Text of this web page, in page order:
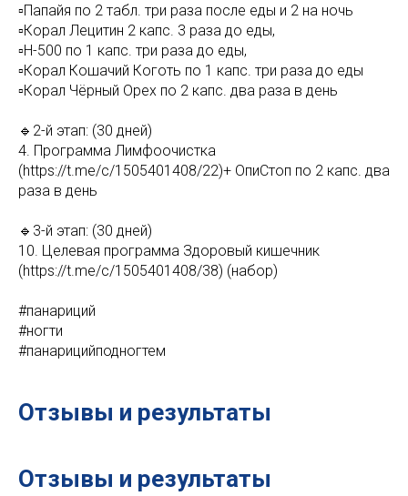
▫️Папайя по 2 табл. три раза после еды и 2 на ночь
▫️Корал Лецитин 2 капс. 3 раза до еды,
▫️Н-500 по 1 капс. три раза до еды,
▫️Корал Кошачий Коготь по 1 капс. три раза до еды
▫️Корал Чёрный Орех по 2 капс. два раза в день
🔹2-й этап: (30 дней)
4. Программа Лимфоочистка
(https://t.me/c/1505401408/22)+ ОпиСтоп по 2 капс. два
раза в день
🔹3-й этап: (30 дней)
10. Целевая программа Здоровый кишечник
(https://t.me/c/1505401408/38) (набор)
#панариций
#ногти
#панарицийподногтем
Отзывы и результаты
Отзывы и результаты